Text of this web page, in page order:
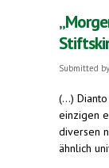
Submitted by
(...)
einzigen
diversen
ähnlich